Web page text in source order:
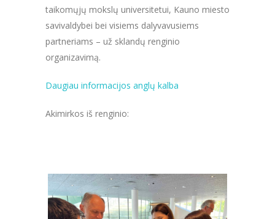
taikomųjų mokslų universitetui, Kauno miesto
savivaldybei bei visiems dalyvavusiems
partneriams – už sklandų renginio
organizavimą.
Daugiau informacijos anglų kalba
Akimirkos iš renginio: